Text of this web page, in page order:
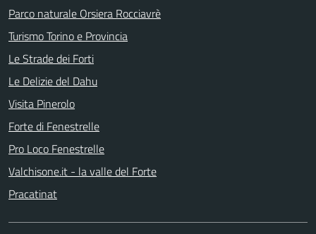
Parco naturale Orsiera Rocciavrè
Turismo Torino e Provincia
Le Strade dei Forti
Le Delizie del Dahu
Visita Pinerolo
Forte di Fenestrelle
Pro Loco Fenestrelle
Valchisone.it - la valle del Forte
Pracatinat